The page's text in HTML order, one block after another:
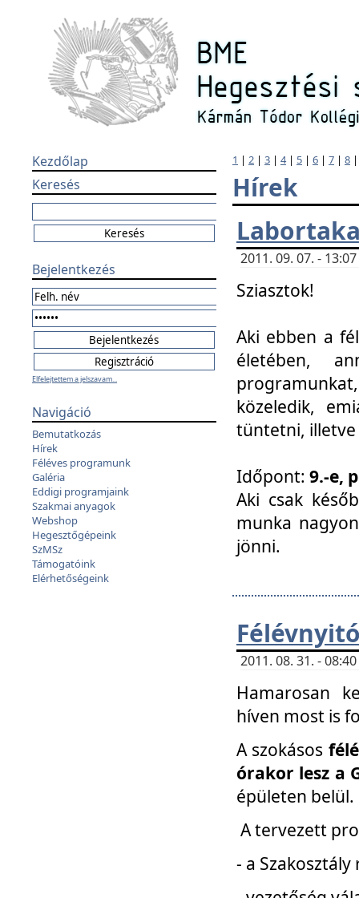
Kezdőlap
Keresés
Bejelentkezés
Elfelejtettem a jelszavam...
Navigáció
Bemutatkozás
Hírek
Féléves programunk
Galéria
Eddigi programjaink
Szakmai anyagok
Webshop
Hegesztőgépeink
SzMSz
Támogatóink
Elérhetőségeink
1 | 2 | 3 | 4| 5 | 6 | 7 | 8
Hírek
2011. 09. 07. -
Sziasztok!
Aki ebben a
életében,
közeledik,
tüntetni, illetve
Időpont: 9.-e,
Aki csak
munka
jönni.
2011. 08. 31. -
Hamarosan
híven most is
A szokásos
órakor lesz a
épületen belül.
A tervezett
- a